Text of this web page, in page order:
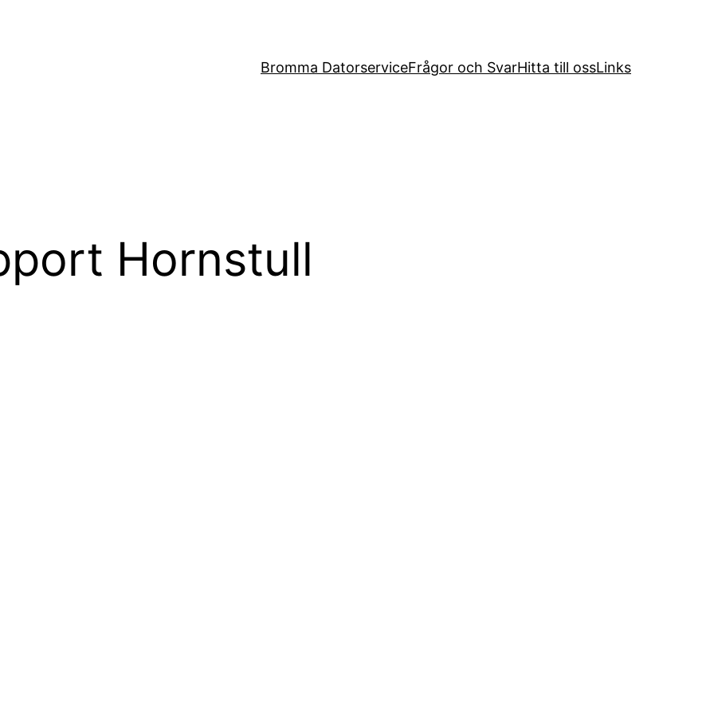
Bromma DatorserviceFrågor och SvarHitta till ossLinks
Hornstull